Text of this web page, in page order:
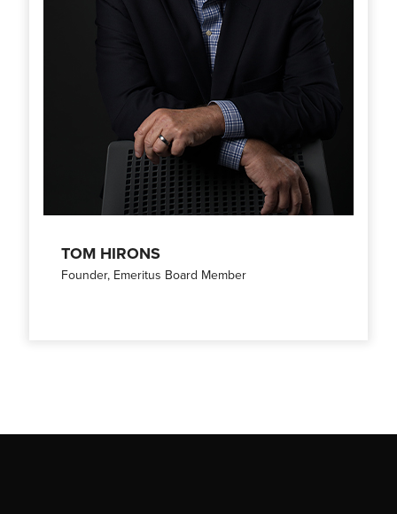
TOM HIRONS
Founder, Emeritus Board Member